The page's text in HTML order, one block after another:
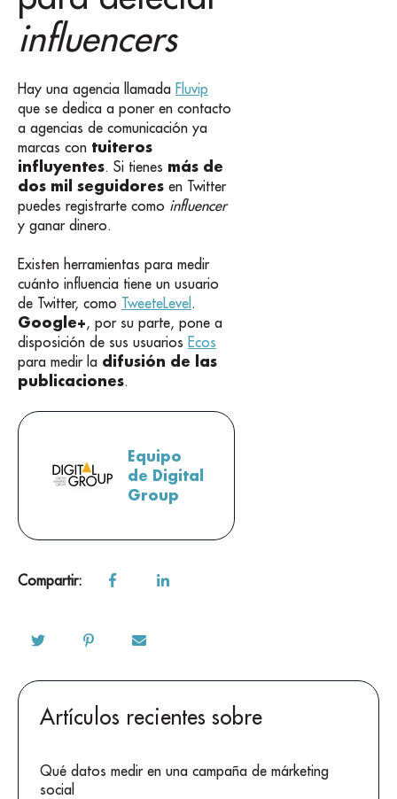
influencers
Hay una agencia llamada Fluvip
que se dedica a poner en contacto
a agencias de comunicación ya
marcas con tuiteros
influyentes. Si tienes más de
dos mil seguidores en Twitter
puedes registrarte como influencer
y ganar dinero.
Existen herramientas para medir
cuánto influencia tiene un usuario
de Twitter, como TweeteLevel .
Google+, por su parte, pone a
disposición de sus usuarios Ecos
para medir la difusión de las
publicaciones.
Equipo
de Digital
Group
Compartir:
Artículos recientes sobre
Qué datos medir en una campaña de márketing
social